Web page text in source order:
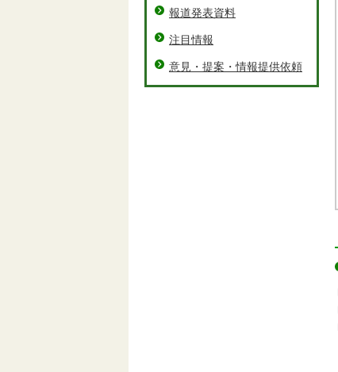
報道発表資料
注目情報
意見・提案・情報提供依頼